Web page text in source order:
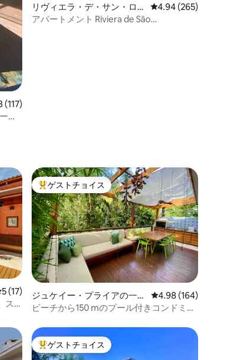
ー117件、5つ星中4.98つ星の平均評価
(117)
ド -
リヴィエラ・デ・サン・ロウ
レンソ・ベルチオガのコンド
レビュー265件、5つ星
4.94 (265)
アパートメント Riviera de São
ビュー17件、5つ星中5つ星の平均評価
5 (17)
ス
大好評のゲストチョイスです。
ゲストチョイス
ジュケイー・プライアの一軒
家
レビュー164件、5つ
4.98 (164)
ビーチから150 mのプール付きコンドミニ
大好評のゲストチョイスです。
ゲストチョイス